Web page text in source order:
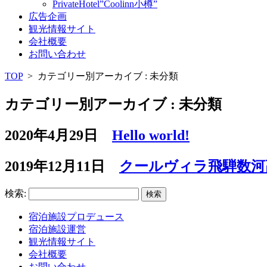
PrivateHotel”Coolinn小樽”
広告企画
観光情報サイト
会社概要
お問い合わせ
TOP> カテゴリー別アーカイブ : 未分類
カテゴリー別アーカイブ : 未分類
2020年4月29日 Hello world!
2019年12月11日 クールヴィラ飛騨数
検索:
宿泊施設プロデュース
宿泊施設運営
観光情報サイト
会社概要